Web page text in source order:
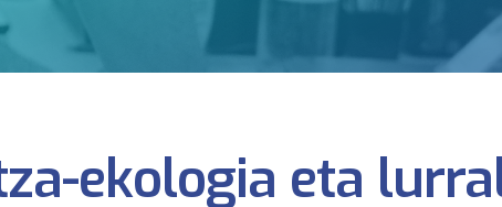
ekologia eta